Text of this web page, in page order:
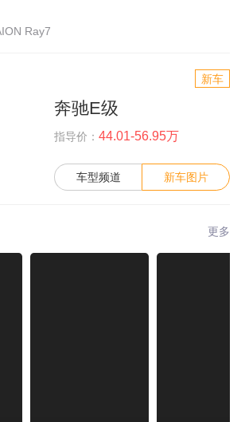
Ray7
新车
奔驰E级
指导价： 44.01-56.95万
车型频道 新车图片
更多